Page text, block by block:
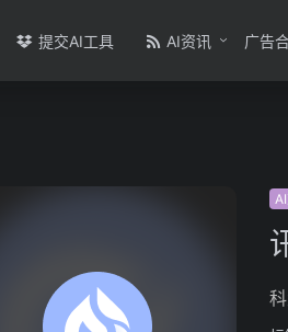
提交AI工具 AI资讯 广告